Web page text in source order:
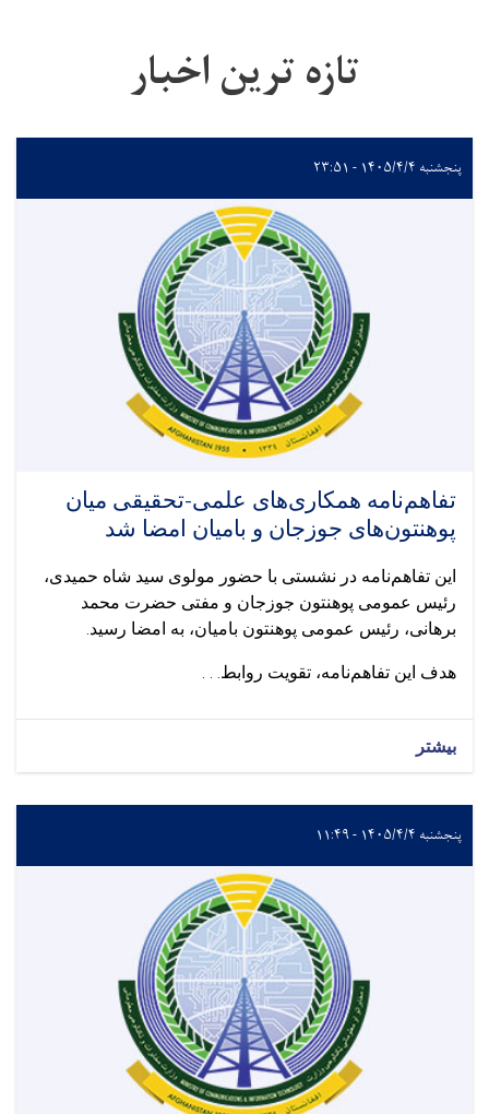
تازه ترین اخبار
پنجشنبه ۱۴۰۵/۴/۴ - ۲۳:۵۱
تفاهم‌نامه همکاری‌های علمی-تحقیقی میان
پوهنتون‌های جوزجان و بامیان امضا شد
این تفاهم‌نامه در نشستی با حضور مولوی سید شاه حمیدی،
رئیس عمومی پوهنتون جوزجان و مفتی حضرت محمد
برهانی، رئیس عمومی پوهنتون بامیان، به امضا رسید.
هدف این تفاهم‌نامه، تقویت روابط. . .
بیشتر
پنجشنبه ۱۴۰۵/۴/۴ - ۱۱:۴۹